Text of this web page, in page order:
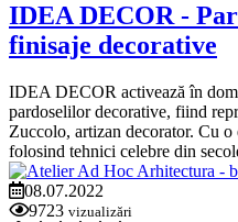
IDEA DECOR -
finisaje decorative
IDEA DECOR activează în
pardoselilor decorative, fiind
Zuccolo, artizan decorator. Cu o
folosind tehnici celebre din
08.07.2022
9723 vizualizări